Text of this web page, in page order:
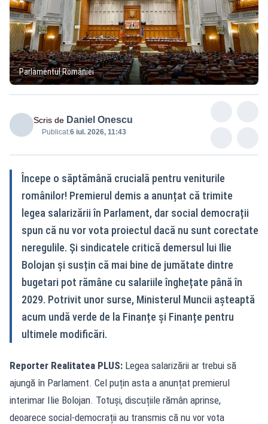
Parlamentul României
Scris de Daniel Onescu
Publicat:6 iul. 2026, 11:43
Începe o săptămână crucială pentru veniturile
românilor! Premierul demis a anunțat că trimite
legea salarizării în Parlament, dar social democrații
spun că nu vor vota proiectul dacă nu sunt corectate
neregulile. Și sindicatele critică demersul lui Ilie
Bolojan și susțin că mai bine de jumătate dintre
bugetari pot rămâne cu salariile înghețate până în
2029. Potrivit unor surse, Ministerul Muncii așteaptă
acum undă verde de la Finanțe și Finanțe pentru
ultimele modificări.
Reporter Realitatea PLUS: Legea salarizării ar trebui să
ajungă în Parlament. Cel puțin asta a anunțat premierul
interimar Ilie Bolojan. Totuși, discuțiile rămân aprinse,
deoarece social-democrații au transmis că nu vor vota